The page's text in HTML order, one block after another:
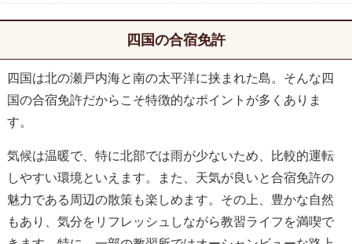
四国の合宿免許
四国は北の瀬戸内海と南の太平洋に挟まれた島。そんな四
国の合宿免許だからこそ特徴的なポイントが多くありま
す。
気候は温暖で、特に北部では雨が少ないため、比較的運転
しやすい環境といえます。また、天気が良いと合宿免許の
魅力である周辺の散策も楽しめます。その上、豊かな自然
もあり、気分をリフレッシュしながら教習ライフを満喫で